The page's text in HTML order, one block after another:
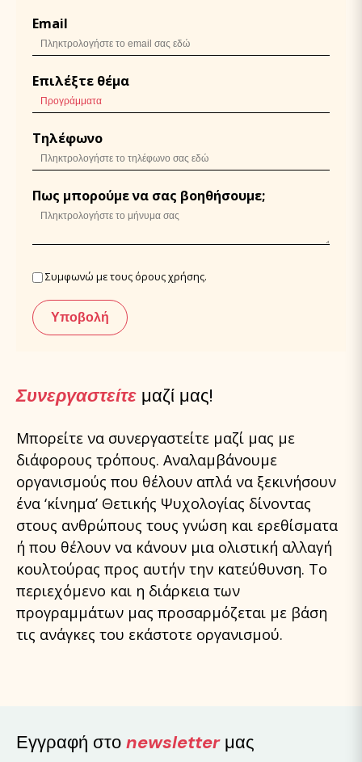
Email
Επιλέξτε θέμα
Τηλέφωνο
Πως μπορούμε να σας βοηθήσουμε;
Συμφωνώ με τους όρους χρήσης.
Συνεργαστείτε μαζί μας!
Μπορείτε να συνεργαστείτε μαζί μας με
διάφορους τρόπους. Αναλαμβάνουμε
οργανισμούς που θέλουν απλά να ξεκινήσουν
ένα ‘κίνημα’ Θετικής Ψυχολογίας δίνοντας
στους ανθρώπους τους γνώση και ερεθίσματα
ή που θέλουν να κάνουν μια ολιστική αλλαγή
κουλτούρας προς αυτήν την κατεύθυνση. Το
περιεχόμενο και η διάρκεια των
προγραμμάτων μας προσαρμόζεται με βάση
τις ανάγκες του εκάστοτε οργανισμού.
Εγγραφή στο newsletter μας